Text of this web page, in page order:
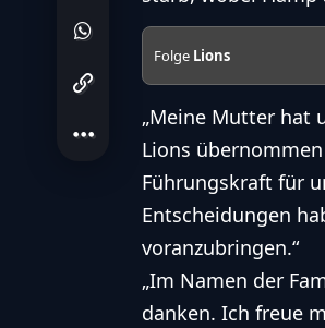
Folge Lions
„Meine Mutter hat
Lions
Führungskraft für
Entscheidungen
voranzubringen.“
„Im Namen der
danken. Ich freue